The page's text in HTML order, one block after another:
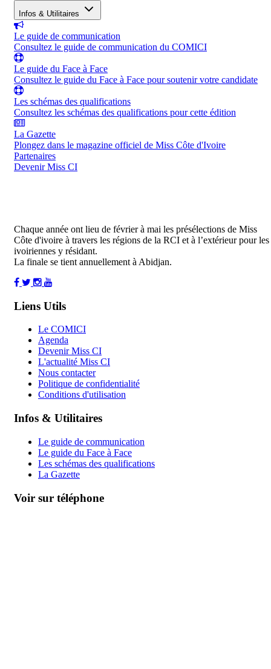
Infos & Utilitaires
Le guide de communication
Consultez le guide de communication du COMICI
Le guide du Face à Face
Consultez le guide du Face à Face pour soutenir votre candidate
Les schémas des qualifications
Consultez les schémas des qualifications pour cette édition
La Gazette
Plongez dans le magazine officiel de Miss Côte d'Ivoire
Partenaires
Devenir Miss CI
Chaque année ont lieu de février à mai les présélections de Miss
Côte d'ivoire à travers les régions de la RCI et à l’extérieur pour les
ivoiriennes y résidant.
La finale se tient annuellement à Abidjan.
Liens Utils
Le COMICI
Agenda
Devenir Miss CI
L'actualité Miss CI
Nous contacter
Politique de confidentialité
Conditions d'utilisation
Infos & Utilitaires
Le guide de communication
Le guide du Face à Face
Les schémas des qualifications
La Gazette
Voir sur téléphone